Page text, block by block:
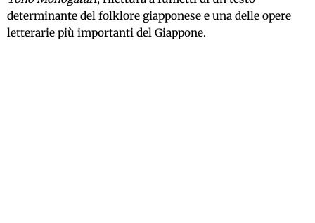
determinante del folklore giapponese e una delle opere
letterarie più importanti del Giappone.